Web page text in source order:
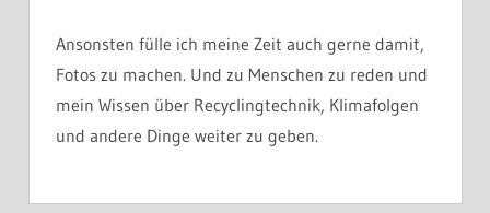
Ansonsten fülle ich meine Zeit auch gerne damit,
Fotos zu machen. Und zu Menschen zu reden und
mein Wissen über Recyclingtechnik, Klimafolgen
und andere Dinge weiter zu geben.